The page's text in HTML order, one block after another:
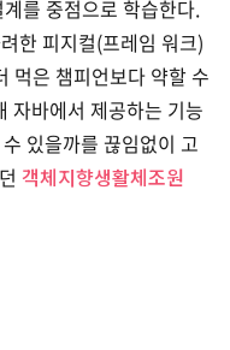
를 중점으로 학습한다.
한 피지컬(프레임 워크)
먹은 챔피언보다 약할 수
자바에서 제공하는 기능
있을까를 끊임없이 고
객체지향생활체조원